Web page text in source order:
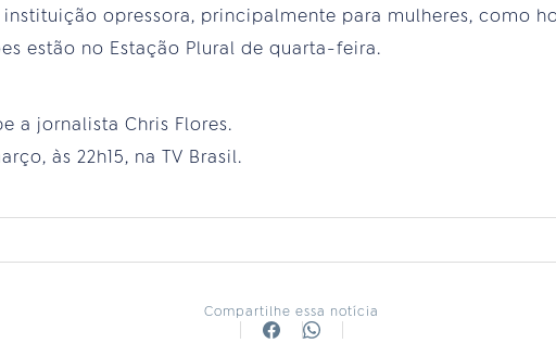
opressora, principalmente para mulheres, como
estão no Estação Plural de quarta-feira.
a jornalista Chris Flores.
às 22h15, na TV Brasil.
Compartilhe essa notícia